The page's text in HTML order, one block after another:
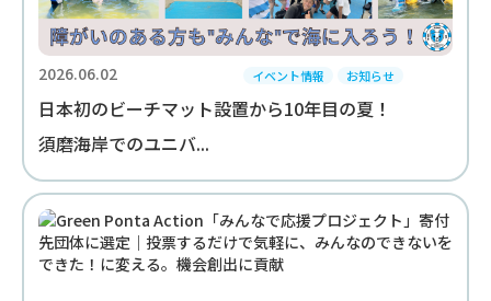
2026.06.02 イベント情報 お知らせ
日本初のビーチマット設置から10年目の夏！
須磨海岸でのユニバ...